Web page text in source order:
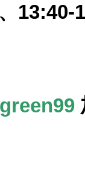
13:40-